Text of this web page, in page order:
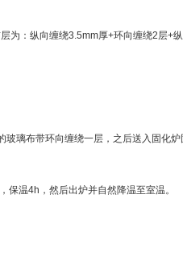
：纵向缠绕3.5mm厚+环向缠绕2层+纵
璃布带环向缠绕一层，之后送入固化炉
温4h，然后出炉并自然降温至室温。